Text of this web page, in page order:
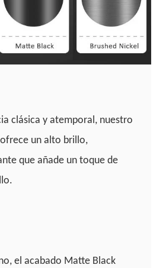
clásica y atemporal, nuestro
un alto brillo,
que añade un toque de
el acabado Matte Black